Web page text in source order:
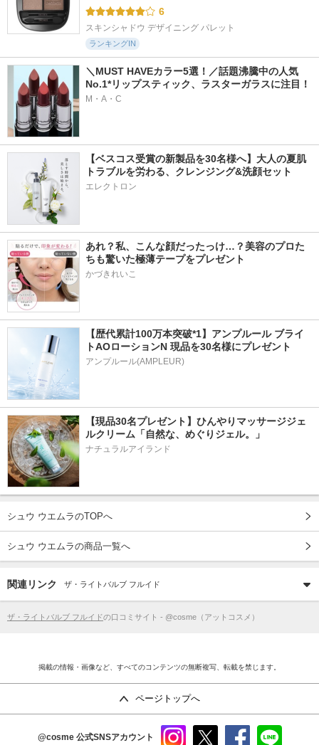
6
スキンシャドウ デザイニング パレット
ランキングIN
＼MUST HAVEカラー5選！／話題沸騰中の人気
No.1*リップスティック、ラスターガラスに注目！
M・A・C
【ベスコス受賞の新製品を30名様へ】大人の夏肌
トラブルを労わる、クレンジング&洗顔セット
エレクトロン
あれ？私、こんな顔だったっけ…？美容のプロた
ちも驚いた極薄テープをプレゼント
かづきれいこ
【歴代累計100万本突破*1】アンプルール ブライ
トAOローションN 現品を30名様にプレゼント
アンプルール(AMPLEUR)
【現品30名プレゼント】ひんやりマッサージジェ
ルクリーム「自然な、めぐりジェル。」
ナチュラルアイランド
シュウ ウエムラのTOPへ
シュウ ウエムラの商品一覧へ
関連リンク ザ・ライトバルブ フルイド
ザ・ライトバルブ フルイドの口コミサイト - @cosme（アットコスメ）
掲載の情報・画像など、すべてのコンテンツの無断複写、転載を禁じます。
ページトップへ
@cosme 公式SNSアカウント